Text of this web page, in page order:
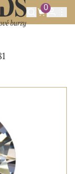
0
I/VVS1 S GIA